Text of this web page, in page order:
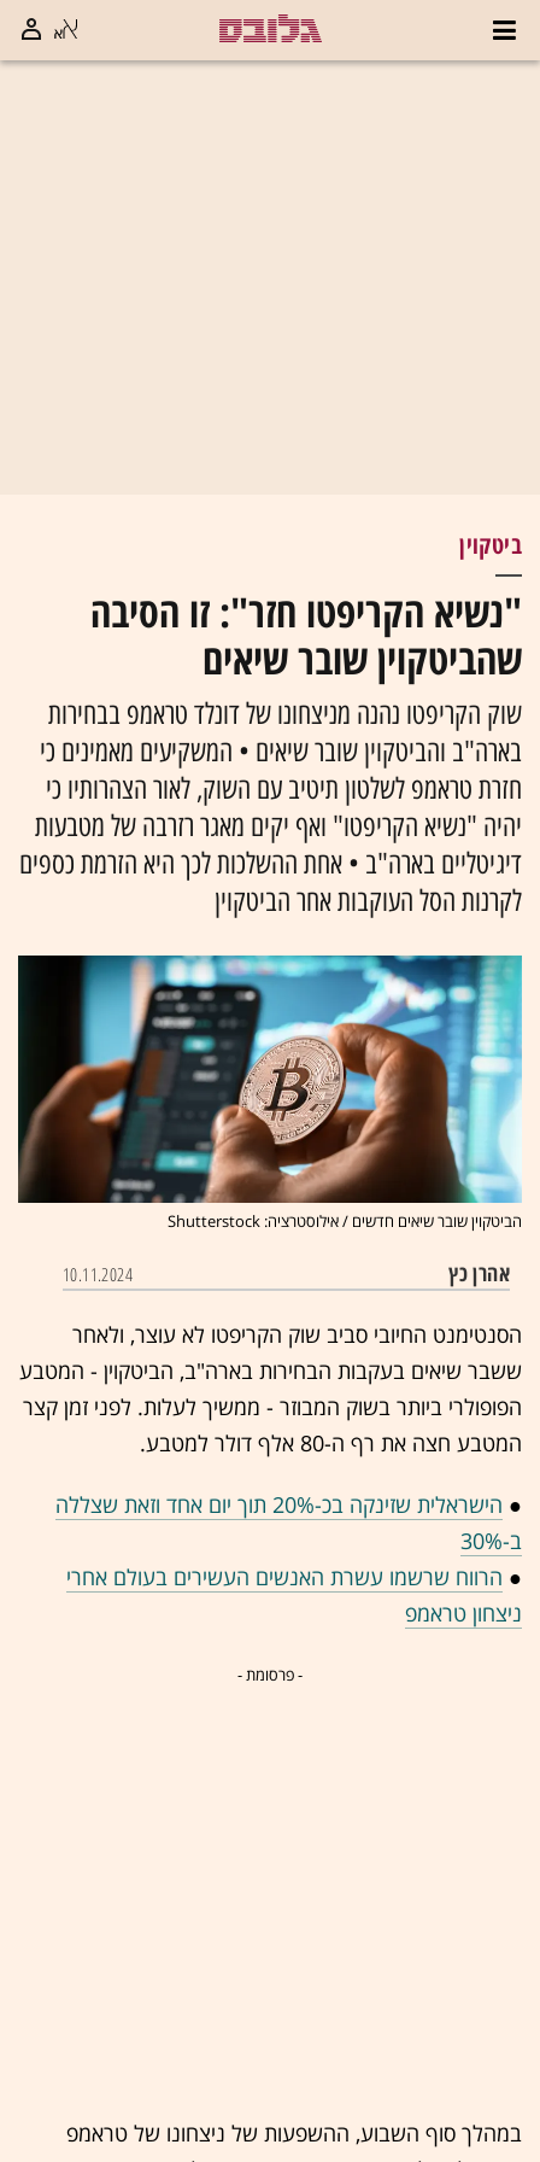
ביטקוין
"נשיא הקריפטו חזר": זו הסיבה
שהביטקוין שובר שיאים
שוק הקריפטו נהנה מניצחונו של דונלד טראמפ בבחירות
בארה"ב והביטקוין שובר שיאים • המשקיעים מאמינים כי
חזרת טראמפ לשלטון תיטיב עם השוק, לאור הצהרותיו כי
יהיה "נשיא הקריפטו" ואף יקים מאגר רזרבה של מטבעות
דיגיטליים בארה"ב • אחת ההשלכות לכך היא הזרמת כספים
לקרנות הסל העוקבות אחר הביטקוין
הביטקוין שובר שיאים חדשים / אילוסטרציה: Shutterstock
אהרן כץ 10.11.2024
הסנטימנט החיובי סביב שוק הקריפטו לא עוצר, ולאחר
ששבר שיאים בעקבות הבחירות בארה"ב, הביטקוין - המטבע
הפופולרי ביותר בשוק המבוזר - ממשיך לעלות. לפני זמן קצר
המטבע חצה את רף ה-80 אלף דולר למטבע.
●
הישראלית שזינקה בכ-20% תוך יום אחד וזאת שצללה
ב-30%
● הרווח שרשמו עשרת האנשים העשירים בעולם אחרי
ניצחון טראמפ
- פרסומת -
במהלך סוף השבוע, ההשפעות של ניצחונו של טראמפ